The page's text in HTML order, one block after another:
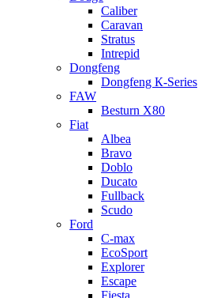
Caliber
Caravan
Stratus
Intrepid
Dongfeng
Dongfeng К-Series
FAW
Besturn Х80
Fiat
Albea
Bravo
Doblo
Ducato
Fullback
Scudo
Ford
C-max
EcoSport
Explorer
Escape
Fiesta